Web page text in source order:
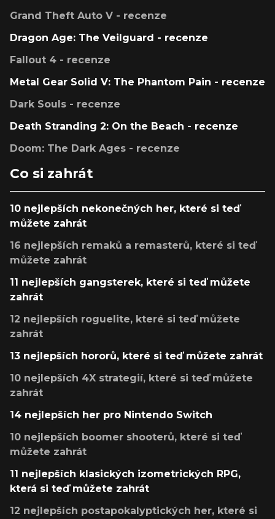
Grand Theft Auto V - recenze
Dragon Age: The Veilguard - recenze
Fallout 4 - recenze
Metal Gear Solid V: The Phantom Pain - recenze
Dark Souls - recenze
Death Stranding 2: On the Beach - recenze
Doom: The Dark Ages - recenze
Co si zahrát
10 nejlepších nekonečných her, které si teď
můžete zahrát
16 nejlepších remaků a remasterů, které si teď
můžete zahrát
11 nejlepších gangsterek, které si teď můžete
zahrát
12 nejlepších roguelite, které si teď můžete
zahrát
13 nejlepších hororů, které si teď můžete zahrát
10 nejlepších 4X strategií, které si teď můžete
zahrát
14 nejlepších her pro Nintendo Switch
10 nejlepších boomer shooterů, které si teď
můžete zahrát
11 nejlepších klasických izometrických RPG,
která si teď můžete zahrát
12 nejlepších postapokalyptických her, které si